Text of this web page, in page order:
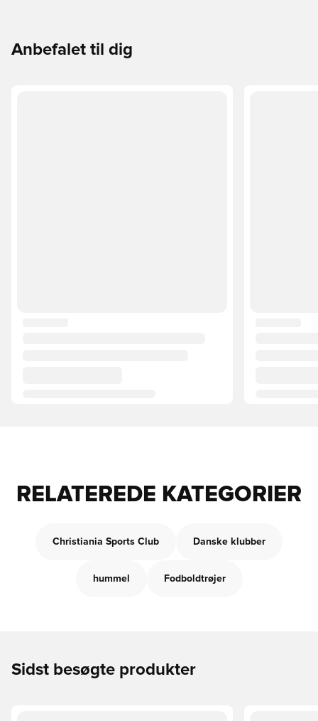
Anbefalet til dig
RELATEREDE KATEGORIER
Christiania Sports Club Danske klubber
hummel Fodboldtrøjer
Sidst besøgte produkter